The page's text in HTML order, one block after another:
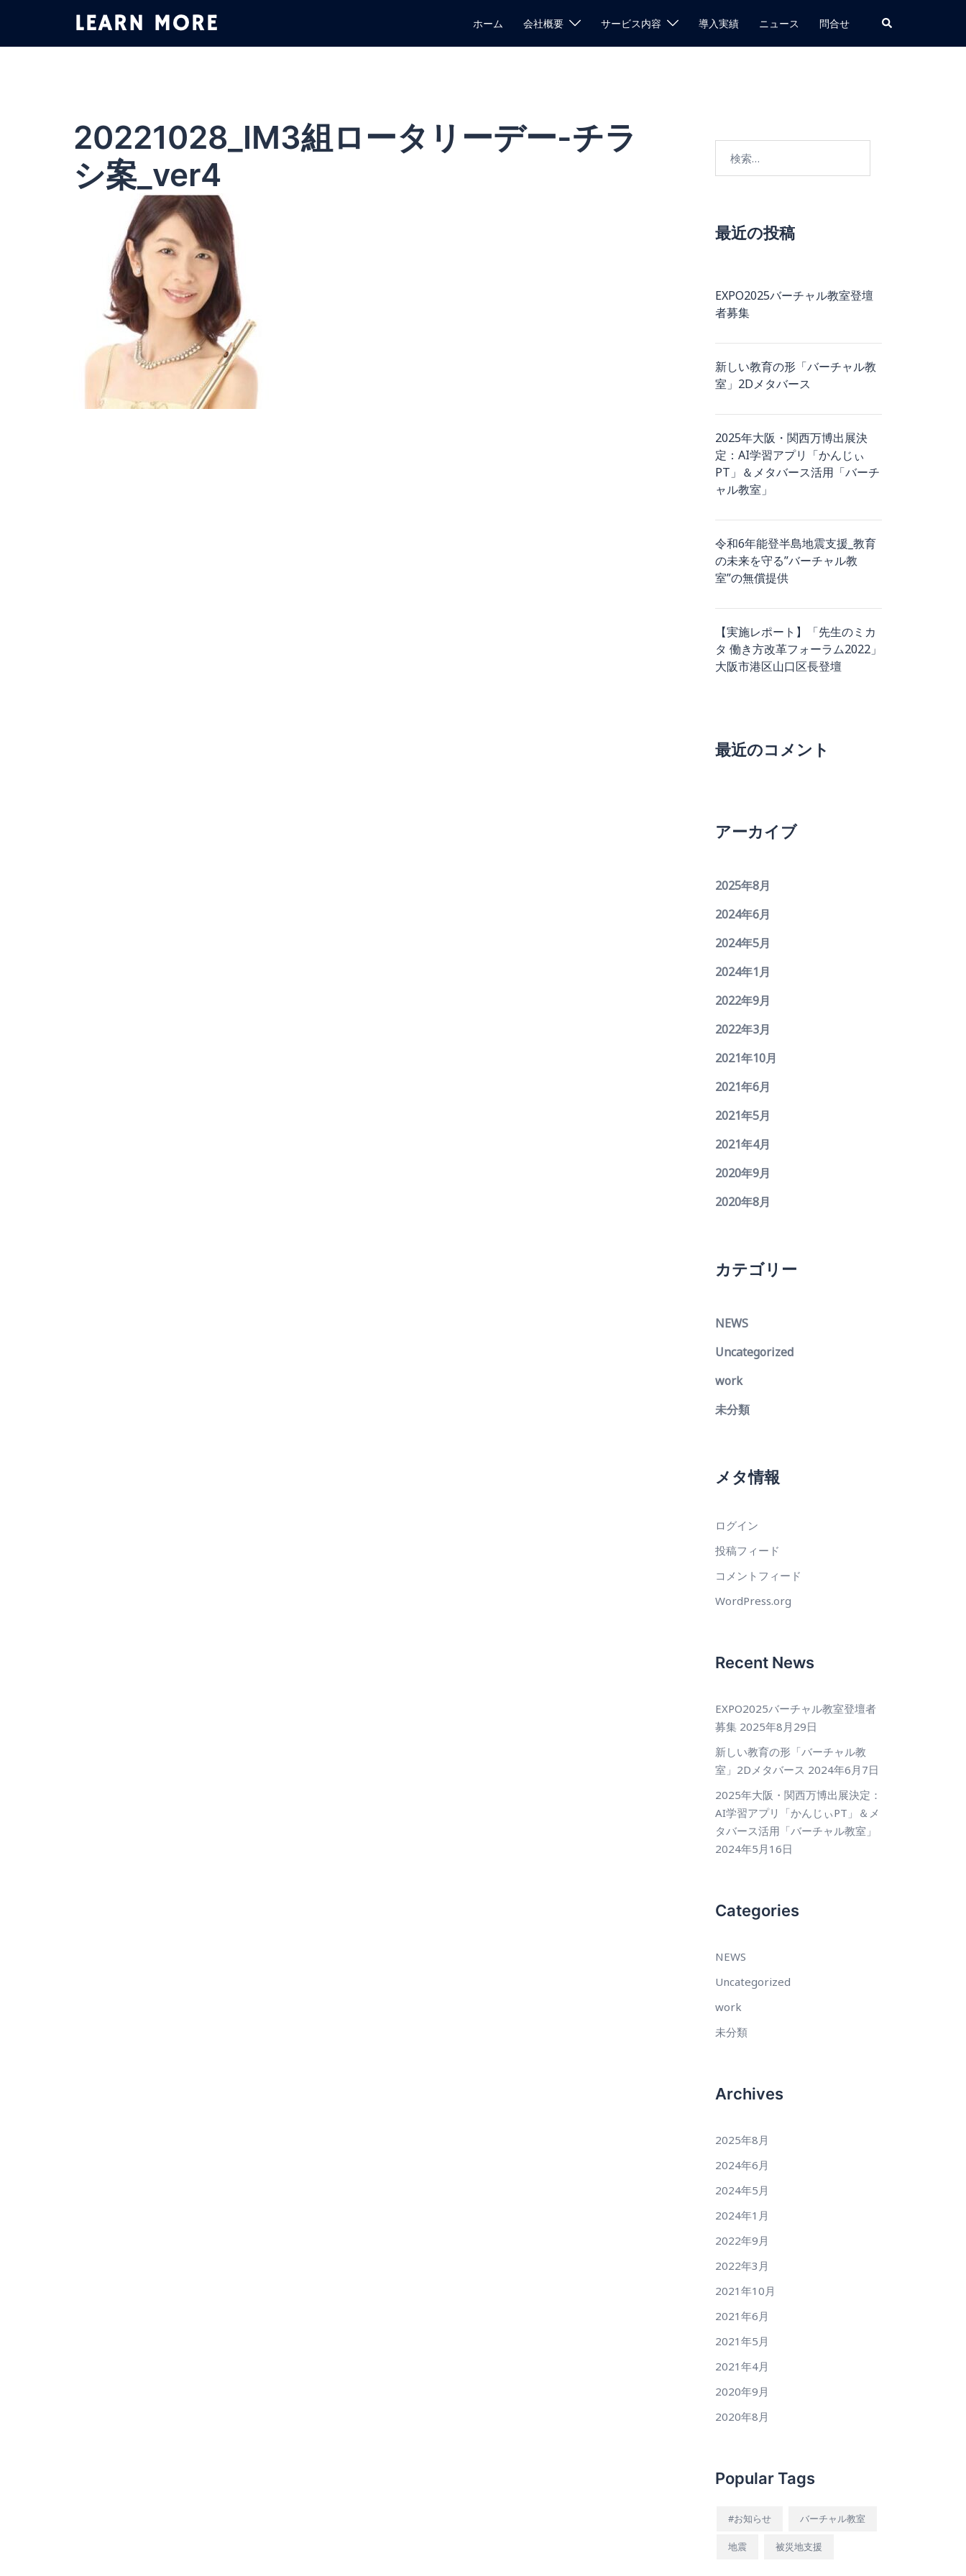
テ
ホーム 会社概要 サービス内容 導入実績 ニュース 問合せ 検
索
20221028_IM3組ロータリーデー-チラ
シ案_ver4
最近の投稿
EXPO2025バーチャル教室登壇
者募集
新しい教育の形「バーチャル教
室」2Dメタバース
2025年大阪・関西万博出展決
定：AI学習アプリ「かんじぃ
PT」＆メタバース活用「バーチ
ャル教室」
令和6年能登半島地震支援_教育
の未来を守る”バーチャル教
室”の無償提供
【実施レポート】「先生のミカ
タ 働き方改革フォーラム2022」
大阪市港区山口区長登壇
最近のコメント
アーカイブ
2025年8月
2024年6月
2024年5月
2024年1月
2022年9月
2022年3月
2021年10月
2021年6月
2021年5月
2021年4月
2020年9月
2020年8月
カテゴリー
NEWS
Uncategorized
work
未分類
メタ情報
ログイン
投稿フィード
コメントフィード
WordPress.org
Recent News
EXPO2025バーチャル教室登壇者
募集 2025年8月29日
新しい教育の形「バーチャル教
室」2Dメタバース 2024年6月7日
2025年大阪・関西万博出展決定：
AI学習アプリ「かんじぃPT」＆メ
タバース活用「バーチャル教室」
2024年5月16日
Categories
NEWS
Uncategorized
work
未分類
Archives
2025年8月
2024年6月
2024年5月
2024年1月
2022年9月
2022年3月
2021年10月
2021年6月
2021年5月
2021年4月
2020年9月
2020年8月
Popular Tags
#お知らせ バーチャル教室
地震 被災地支援